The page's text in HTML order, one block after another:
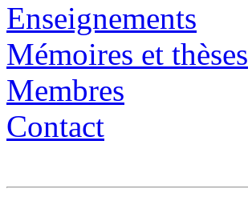
Enseignements
Mémoires et thèses
Membres
Contact